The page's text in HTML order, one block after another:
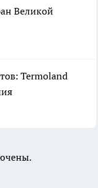
Великой
Termoland